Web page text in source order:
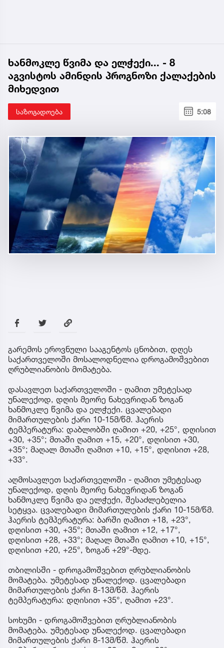
ხანმოკლე წვიმა და ელჭექი... - 8
აგვისტოს ამინდის პროგნოზი ქალაქების
მიხედვით
საზოგადოება 5:08
გარემოს ეროვნული სააგენტოს ცნობით, დღეს
საქართველოში მოსალოდნელია დროგამოშვებით
ღრუბლიანობის მომატება.
დასავლეთ საქართველოში - ღამით უმეტესად
უნალექოდ, დღის მეორე ნახევრიდან ზოგან
ხანმოკლე წვიმა და ელჭექი. ცვალებადი
მიმართულების ქარი 10-15მ/წმ. ჰაერის
ტემპერატურა: დაბლობში ღამით +20, +25°, დღისით
+30, +35°; მთაში ღამით +15, +20°, დღისით +30,
+35°; მაღალ მთაში ღამით +10, +15°, დღისით +28,
+33°.
აღმოსავლეთ საქართველოში - ღამით უმეტესად
უნალექოდ, დღის მეორე ნახევრიდან ზოგან
ხანმოკლე წვიმა და ელჭექი, შესაძლებელია
სეტყვა. ცვალებადი მიმართულების ქარი 10-15მ/წმ.
ჰაერის ტემპერატურა: ბარში ღამით +18, +23°,
დღისით +30, +35°; მთაში ღამით +12, +17°,
დღისით +28, +33°; მაღალ მთაში ღამით +10, +15°,
დღისით +20, +25°, ზოგან +29°-მდე.
თბილისში - დროგამოშვებით ღრუბლიანობის
მომატება. უმეტესად უნალექოდ. ცვალებადი
მიმართულების ქარი 8-13მ/წმ. ჰაერის
ტემპერატურა: დღისით +35°, ღამით +23°.
სოხუმი - დროგამოშვებით ღრუბლიანობის
მომატება. უმეტესად უნალექოდ. ცვალებადი
მიმართულების ქარი 8-13მ/წმ. ჰაერის